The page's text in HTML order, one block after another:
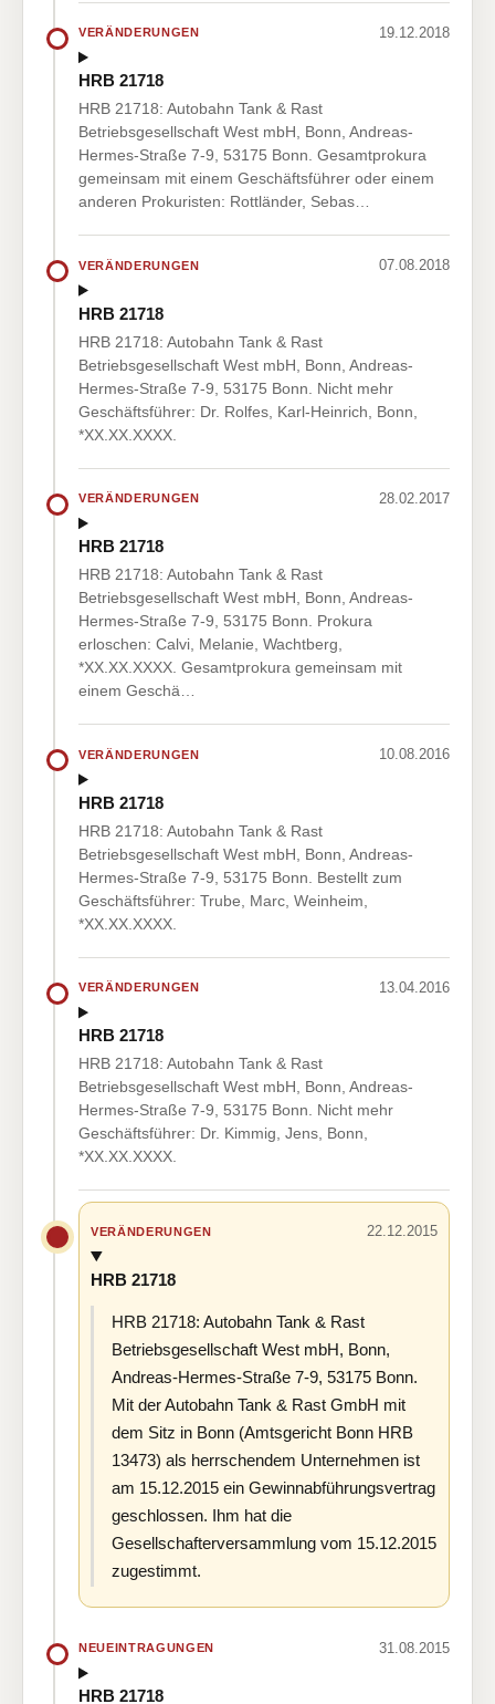
VERÄNDERUNGEN 19.12.2018
HRB 21718
HRB 21718: Autobahn Tank & Rast
Betriebsgesellschaft West mbH, Bonn, Andreas-
Hermes-Straße 7-9, 53175 Bonn. Gesamtprokura
gemeinsam mit einem Geschäftsführer oder einem
anderen Prokuristen: Rottländer, Sebas…
VERÄNDERUNGEN 07.08.2018
HRB 21718
HRB 21718: Autobahn Tank & Rast
Betriebsgesellschaft West mbH, Bonn, Andreas-
Hermes-Straße 7-9, 53175 Bonn. Nicht mehr
Geschäftsführer: Dr. Rolfes, Karl-Heinrich, Bonn,
*XX.XX.XXXX.
VERÄNDERUNGEN 28.02.2017
HRB 21718
HRB 21718: Autobahn Tank & Rast
Betriebsgesellschaft West mbH, Bonn, Andreas-
Hermes-Straße 7-9, 53175 Bonn. Prokura
erloschen: Calvi, Melanie, Wachtberg,
*XX.XX.XXXX. Gesamtprokura gemeinsam mit
einem Geschä…
VERÄNDERUNGEN 10.08.2016
HRB 21718
HRB 21718: Autobahn Tank & Rast
Betriebsgesellschaft West mbH, Bonn, Andreas-
Hermes-Straße 7-9, 53175 Bonn. Bestellt zum
Geschäftsführer: Trube, Marc, Weinheim,
*XX.XX.XXXX.
VERÄNDERUNGEN 13.04.2016
HRB 21718
HRB 21718: Autobahn Tank & Rast
Betriebsgesellschaft West mbH, Bonn, Andreas-
Hermes-Straße 7-9, 53175 Bonn. Nicht mehr
Geschäftsführer: Dr. Kimmig, Jens, Bonn,
*XX.XX.XXXX.
VERÄNDERUNGEN 22.12.2015
HRB 21718
HRB 21718: Autobahn Tank & Rast
Betriebsgesellschaft West mbH, Bonn,
Andreas-Hermes-Straße 7-9, 53175 Bonn.
Mit der Autobahn Tank & Rast GmbH mit
dem Sitz in Bonn (Amtsgericht Bonn HRB
13473) als herrschendem Unternehmen ist
am 15.12.2015 ein Gewinnabführungsvertrag
geschlossen. Ihm hat die
Gesellschafterversammlung vom 15.12.2015
zugestimmt.
NEUEINTRAGUNGEN 31.08.2015
HRB 21718